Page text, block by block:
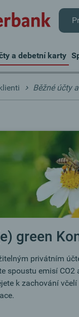
a debetní karty
Běžné účty
green
privátním
spoustu emisí CO2
k zachování včelí